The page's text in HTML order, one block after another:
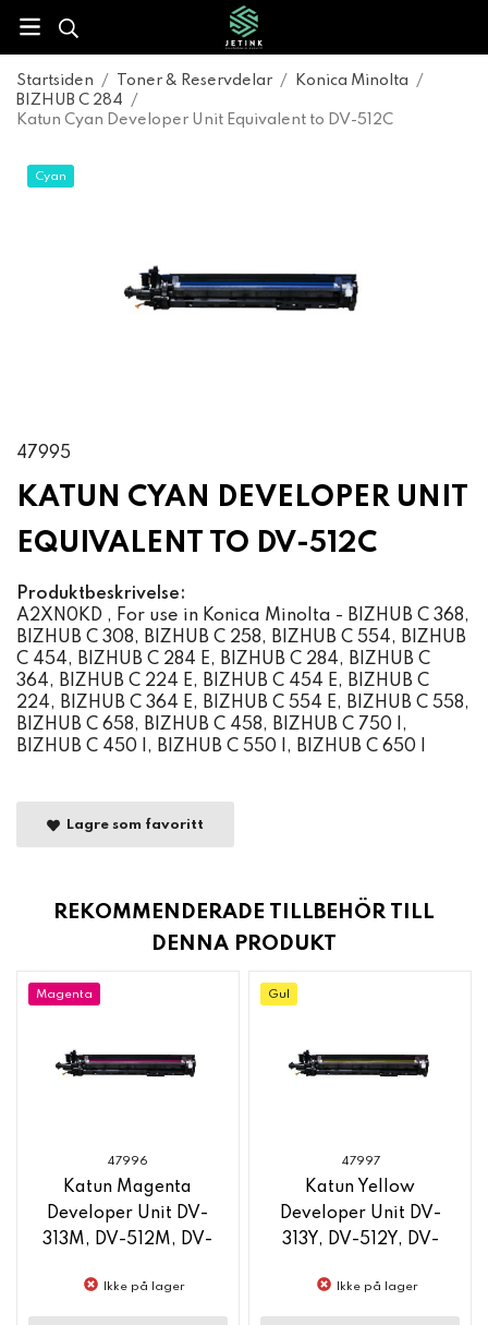
Startsiden / Toner & Reservdelar / Konica Minolta
/
BIZHUB C 284
/
Katun Cyan Developer Unit Equivalent to DV-512C
Cyan
47995
KATUN CYAN DEVELOPER UNIT
EQUIVALENT TO DV-512C
Produktbeskrivelse:
A2XN0KD , For use in Konica Minolta - BIZHUB C 368,
BIZHUB C 308, BIZHUB C 258, BIZHUB C 554, BIZHUB
C 454, BIZHUB C 284 E, BIZHUB C 284, BIZHUB C
364, BIZHUB C 224 E, BIZHUB C 454 E, BIZHUB C
224, BIZHUB C 364 E, BIZHUB C 554 E, BIZHUB C 558,
BIZHUB C 658, BIZHUB C 458, BIZHUB C 750 I,
BIZHUB C 450 I, BIZHUB C 550 I, BIZHUB C 650 I
Lagre som favoritt
REKOMMENDERADE TILLBEHÖR TILL
DENNA PRODUKT
Magenta
47996
Katun Magenta
Developer Unit DV-
313M, DV-512M, DV-
Ikke på lager
Gul
47997
Katun Yellow
Developer Unit DV-
313Y, DV-512Y, DV-
Ikke på lager